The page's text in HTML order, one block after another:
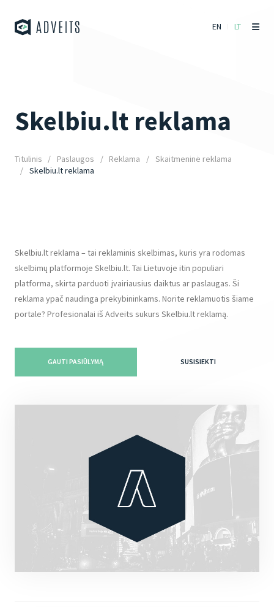
EN LT
Skelbiu.lt reklama
Titulinis Paslaugos Reklama
Skaitmeninė reklama
Skelbiu.lt reklama
Skelbiu.lt reklama – tai reklaminis skelbimas, kuris yra rodomas
skelbimų platformoje Skelbiu.lt. Tai Lietuvoje itin populiari
platforma, skirta parduoti įvairiausius daiktus ar paslaugas. Ši
reklama ypač naudinga prekybininkams. Norite reklamuotis šiame
portale? Profesionalai iš Adveits sukurs Skelbiu.lt reklamą.
GAUTI PASIŪLYMĄ SUSISIEKTI